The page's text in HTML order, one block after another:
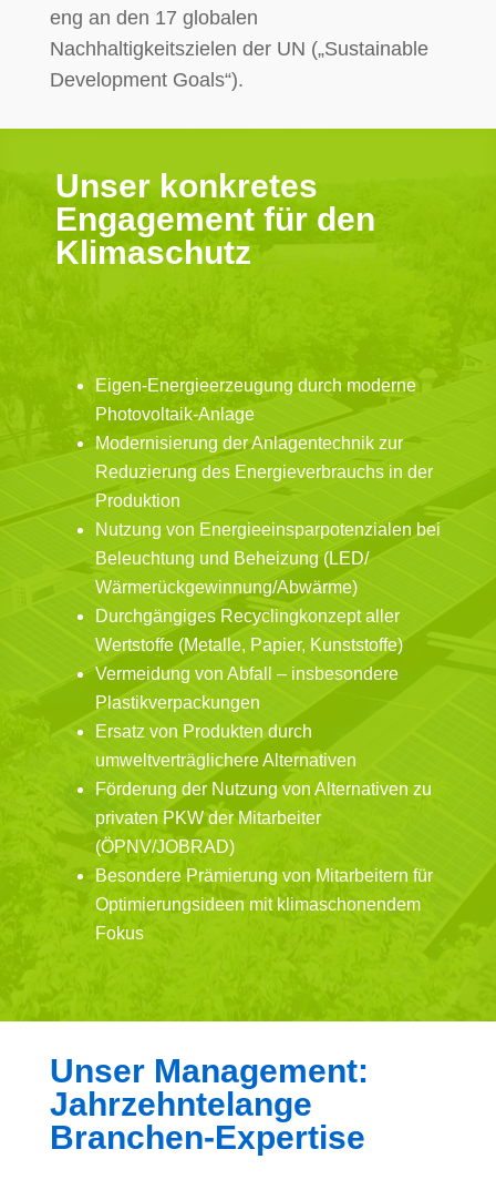
eng an den 17 globalen
Nachhaltigkeitszielen der UN („Sustainable
Development Goals“).
Unser konkretes
Engagement für den
Klimaschutz
Eigen-Energieerzeugung durch moderne
Photovoltaik-Anlage
Modernisierung der Anlagentechnik zur
Reduzierung des Energieverbrauchs in der
Produktion
Nutzung von Energieeinsparpotenzialen bei
Beleuchtung und Beheizung (LED/
Wärmerückgewinnung/Abwärme)
Durchgängiges Recyclingkonzept aller
Wertstoffe (Metalle, Papier, Kunststoffe)
Vermeidung von Abfall – insbesondere
Plastikverpackungen
Ersatz von Produkten durch
umweltverträglichere Alternativen
Förderung der Nutzung von Alternativen zu
privaten PKW der Mitarbeiter
(ÖPNV/JOBRAD)
Besondere Prämierung von Mitarbeitern für
Optimierungsideen mit klimaschonendem
Fokus
Unser Management:
Jahrzehntelange
Branchen-Expertise